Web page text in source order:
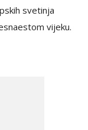
svetinja
vijeku.